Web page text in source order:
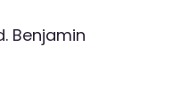
Benjamin